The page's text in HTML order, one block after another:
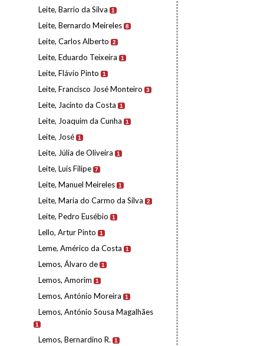
Leite, Barrio da Silva 1
Leite, Bernardo Meireles 8
Leite, Carlos Alberto 2
Leite, Eduardo Teixeira 1
Leite, Flávio Pinto 1
Leite, Francisco José Monteiro 3
Leite, Jacinto da Costa 1
Leite, Joaquim da Cunha 1
Leite, José 1
Leite, Júlia de Oliveira 1
Leite, Luís Filipe 7
Leite, Manuel Meireles 1
Leite, Maria do Carmo da Silva 2
Leite, Pedro Eusébio 1
Lello, Artur Pinto 1
Leme, Américo da Costa 1
Lemos, Álvaro de 1
Lemos, Amorim 1
Lemos, António Moreira 1
Lemos, António Sousa Magalhães
1
Lemos, Bernardino R. 1